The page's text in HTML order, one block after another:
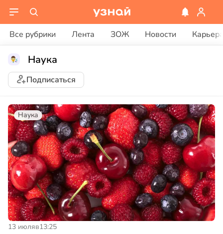
Все рубрики Лента ЗОЖ Новости
Наука
Подписаться
Наука
13 июляв13:25